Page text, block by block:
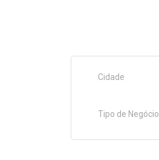
Cidade
Tipo de Negócio